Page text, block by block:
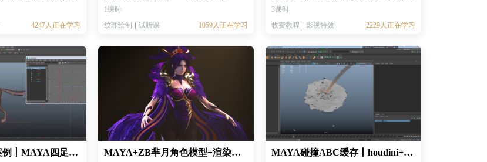
4247人正在学习
1课时
纹理绘制
试听课 1059人正在学习
3课时
收费教程
影视特效 2229人正在学习
学生作业修改案例丨MAYA四足跑作业修改丨MAYA四足动画教程 MAYA+ZB芈月角色模型+渲染丨CG美宣角色制作教程 MAYA碰撞ABC缓存丨houdini+MAYA特效基础教程